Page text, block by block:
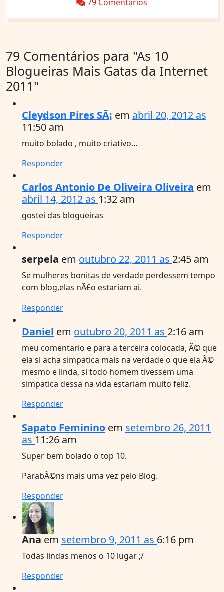
79 Comentários para "As 10
Blogueiras Mais Gatas da Internet
2011"
Cleydson Pires SÃ¡ em abril 20, 2012 as
11:50 am
muito bolado , muito criativo…
Responder
Carlos Antonio De Oliveira Oliveira em
abril 14, 2012 as 1:32 am
gostei das blogueiras
Responder
serpela em outubro 22, 2011 as 2:45 am
Se mulheres bonitas de verdade perdessem tempo
com blog,elas nÃ£o estariam ai.
Responder
Daniel em outubro 20, 2011 as 2:16 am
meu comentario e para a terceira colocada, Ã© que
ela si acha simpatica mais na verdade o que ela Ã©
mesmo e linda, si todo homem tivessem uma
simpatica dessa na vida estariam muito feliz.
Responder
Sapato Feminino em setembro 26, 2011
as 11:26 am
Super bem bolado o top 10.
ParabÃ©ns mais uma vez pelo Blog.
Responder
Ana em setembro 9, 2011 as 6:16 pm
Todas lindas menos o 10 lugar ;/
Responder